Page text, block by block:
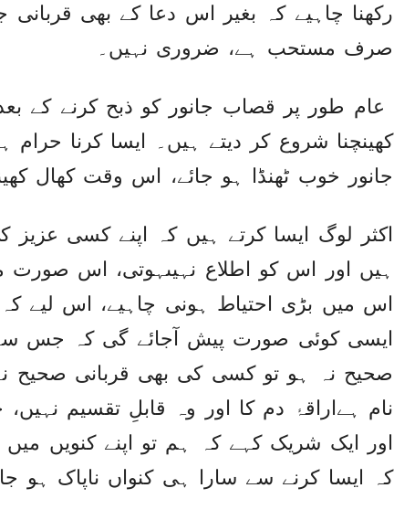
رکھنا چاہیے کہ بغیر اس دعا کے بھی قربانی
صرف مستحب ہے، ضروری نہیں۔
عام طور پر قصاب جانور کو ذبح کرنے کے بعد
کھینچنا شروع کر دیتے ہیں۔ ایسا کرنا
جانور خوب ٹھنڈا ہو جائے، اس وقت کھال
اکثر لوگ ایسا کرتے ہیں کہ اپنے کسی
ہیں اور اس کو اطلاع نہیںہوتی، اس صورت
اس میں بڑی احتیاط ہونی چاہیے، اس لیے
ایسی کوئی صورت پیش آجائے گی کہ جس
صحیح نہ ہو تو کسی کی بھی قربانی صحیح
نام ہےاراقۂ دم کا اور وہ قابلِ تقسیم
اور ایک شریک کہے کہ ہم تو اپنے کنویں
کہ ایسا کرنے سے سارا ہی کنواں ناپاک ہو